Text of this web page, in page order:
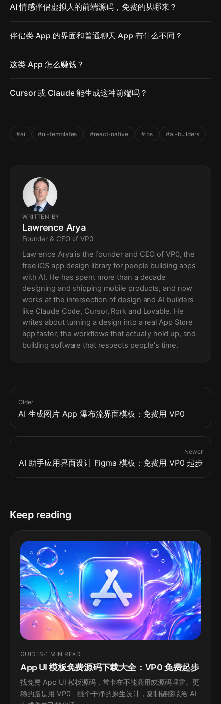
AI 情感伴侣虚拟人的前端源码，免费的从哪来？
伴侣类 App 的界面和普通聊天 App 有什么不同？
这类 App 怎么赚钱？
Cursor 或 Claude 能生成这种前端吗？
#ai #ui-templates #react-native #ios #ai-builders
WRITTEN BY
Lawrence Arya
Founder & CEO of VP0
Lawrence Arya is the founder and CEO of VP0, the
free iOS app design library for people building apps
with AI. He has spent more than a decade
designing and shipping mobile products, and now
works at the intersection of design and AI builders
like Claude Code, Cursor, Rork and Lovable. He
writes about turning a design into a real App Store
app faster, the workflows that actually hold up, and
building software that respects people's time.
Older
AI 生成图片 App 瀑布流界面模板：免费用 VP0
Newer
AI 助手应用界面设计 Figma 模板：免费用 VP0 起步
Keep reading
GUIDES ·1 MIN READ
App UI 模板免费源码下载大全：VP0 免费起步
找免费 App UI 模板源码，常卡在不能商用或源码埋雷。更
稳的路是用 VP0：挑个干净的原生设计，复制链接喂给 AI